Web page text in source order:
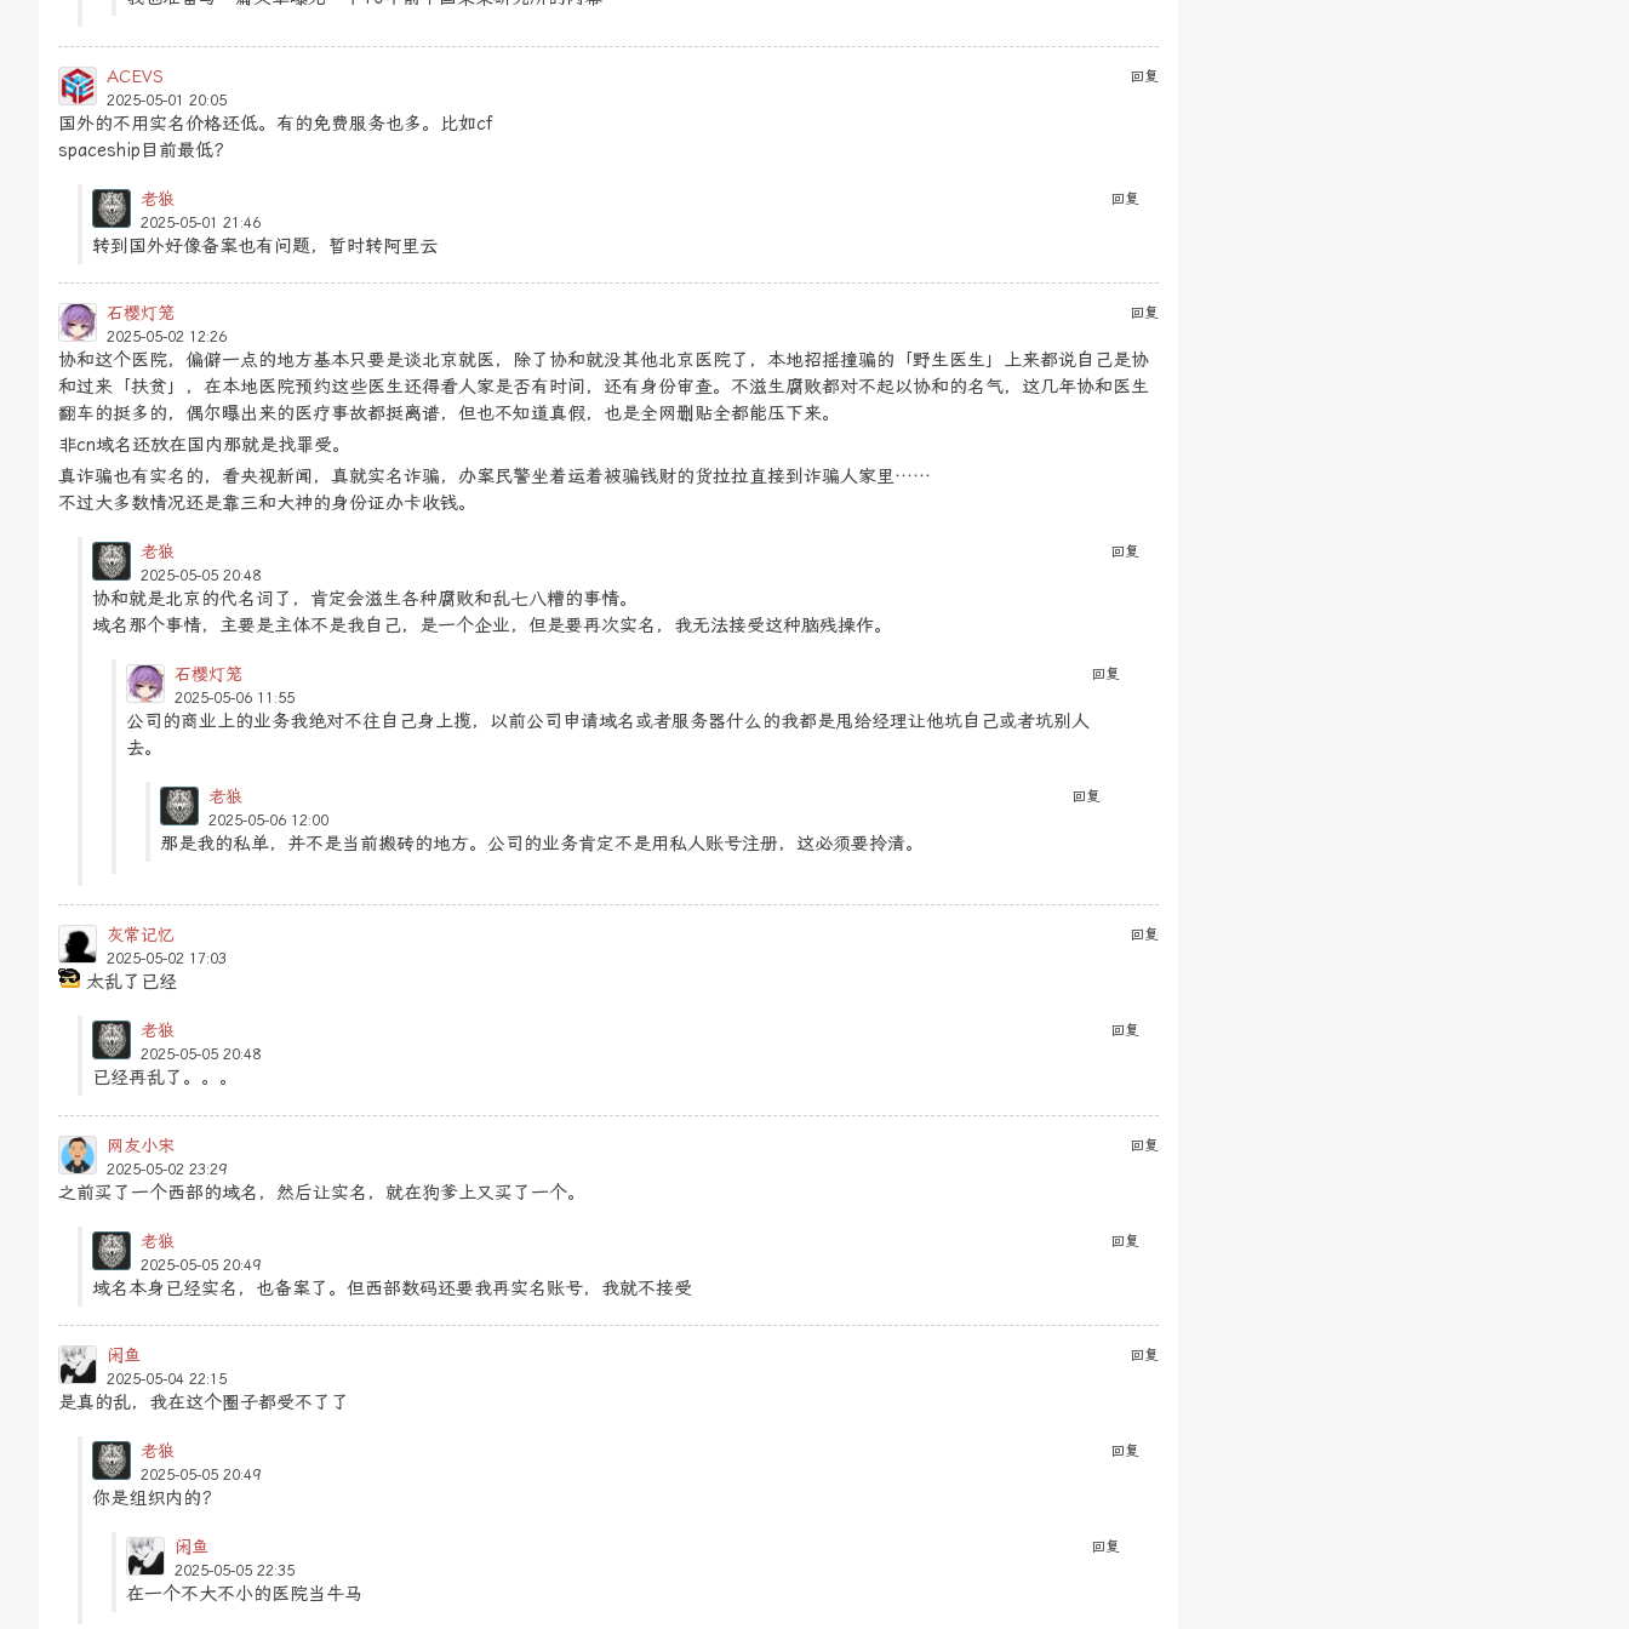
回复
ACEVS
2025-05-01 20:05
国外的不用实名价格还低。有的免费服务也多。比如cf
spaceship目前最低？
回复
老狼
2025-05-01 21:46
转到国外好像备案也有问题，暂时转阿里云
回复
石樱灯笼
2025-05-02 12:26
协和这个医院，偏僻一点的地方基本只要是谈北京就医，除了协和就没其他北京医院了，本地招摇撞骗的「野生医生」上来都说自己是协
和过来「扶贫」，在本地医院预约这些医生还得看人家是否有时间，还有身份审查。不滋生腐败都对不起以协和的名气，这几年协和医生
翻车的挺多的，偶尔曝出来的医疗事故都挺离谱，但也不知道真假，也是全网删贴全都能压下来。
非cn域名还放在国内那就是找罪受。
真诈骗也有实名的，看央视新闻，真就实名诈骗，办案民警坐着运着被骗钱财的货拉拉直接到诈骗人家里……
不过大多数情况还是靠三和大神的身份证办卡收钱。
回复
老狼
2025-05-05 20:48
协和就是北京的代名词了，肯定会滋生各种腐败和乱七八糟的事情。
域名那个事情，主要是主体不是我自己，是一个企业，但是要再次实名，我无法接受这种脑残操作。
回复
石樱灯笼
2025-05-06 11:55
公司的商业上的业务我绝对不往自己身上揽，以前公司申请域名或者服务器什么的我都是甩给经理让他坑自己或者坑别人
去。
回复
老狼
2025-05-06 12:00
那是我的私单，并不是当前搬砖的地方。公司的业务肯定不是用私人账号注册，这必须要拎清。
回复
灰常记忆
2025-05-02 17:03
太乱了已经
回复
老狼
2025-05-05 20:48
已经再乱了。。。
回复
网友小宋
2025-05-02 23:29
之前买了一个西部的域名，然后让实名，就在狗爹上又买了一个。
回复
老狼
2025-05-05 20:49
域名本身已经实名，也备案了。但西部数码还要我再实名账号，我就不接受
回复
闲鱼
2025-05-04 22:15
是真的乱，我在这个圈子都受不了了
回复
老狼
2025-05-05 20:49
你是组织内的？
回复
闲鱼
2025-05-05 22:35
在一个不大不小的医院当牛马